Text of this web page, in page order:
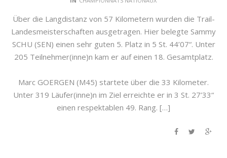
Über die Langdistanz von 57 Kilometern wurden die Trail-
Landesmeisterschaften ausgetragen. Hier belegte Sammy
SCHU (SEN) einen sehr guten 5. Platz in 5 St. 44’07“. Unter
205 Teilnehmer(inne)n kam er auf einen 18. Gesamtplatz.
Marc GOERGEN (M45) startete über die 33 Kilometer.
Unter 319 Läufer(inne)n im Ziel erreichte er in 3 St. 27’33“
einen respektablen 49. Rang. […]